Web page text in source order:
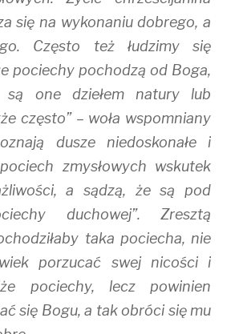
się na wykonaniu dobrego, a
Często też łudzimy się
pociechy pochodzą od Boga,
są one dziełem natury lub
często” – woła wspomniany
dusze niedoskonałe i
zmysłowych wskutek
a sądzą, że są pod
duchowej”. Zresztą
taka pociecha, nie
porzucać swej nicości i
pociechy, lecz powinien
się Bogu, a tak obróci się mu